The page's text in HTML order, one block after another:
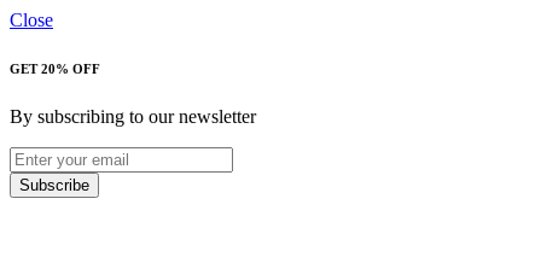
Close
GET 20% OFF
By subscribing to our newsletter
Subscribe